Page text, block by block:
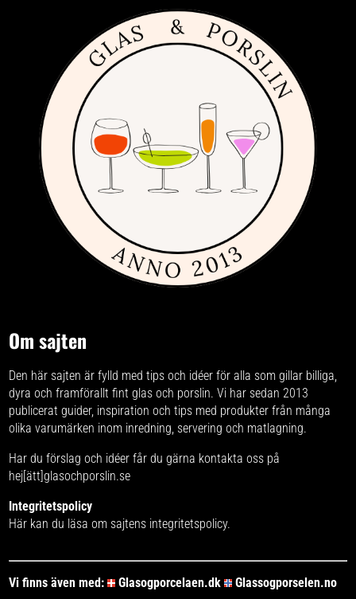
Om sajten
Den här sajten är fylld med tips och idéer för alla som gillar billiga,
dyra och framförallt fint glas och porslin. Vi har sedan 2013
publicerat guider, inspiration och tips med produkter från många
olika varumärken inom inredning, servering och matlagning.
Har du förslag och idéer får du gärna kontakta oss på
hej[ätt]glasochporslin.se
Integritetspolicy
Här kan du läsa om sajtens integritetspolicy.
Vi finns även med: Glasogporcelaen.dk Glassogporselen.no